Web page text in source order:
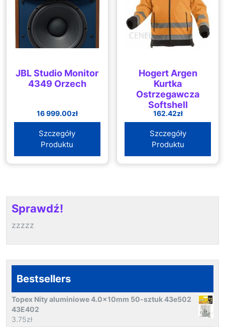
JBL Studio Monitor
4349 Orzech
16 999.00zł
Szczegóły
Produktu
Hogert Argen
Kurtka
Ostrzegawcza
Softshell
Pomarańczowy 3Xl
162.42zł
Szczegóły
Produktu
Sprawdź!
zzzzz
Bestsellers
Topex Nity aluminiowe 4.0x10mm 50-sztuk 43e502
43E402
3.75zł